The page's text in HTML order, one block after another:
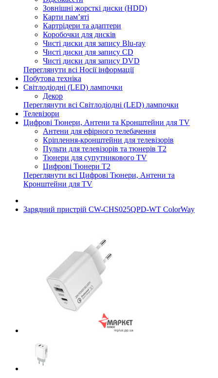
Зовнішні жорсткі диски (HDD)
Карти пам’яті
Картрідери та адаптери
Коробочки для дисків
Чисті диски для запису Blu-ray
Чисті диски для запису CD
Чисті диски для запису DVD
Переглянути всі Носії інформації
Побутова техніка
Світлодіодні (LED) лампочки
Декор
Переглянути всі Світлодіодні (LED) лампочки
Телевізори
Цифрові Тюнери, Антени та Кронштейни для TV
Антени для ефірного телебачення
Кріплення-кронштейни для телевізорів
Пульти для телевізорів та тюнерів T2
Тюнери для супутникового TV
Цифрові Тюнери T2
Переглянути всі Цифрові Тюнери, Антени та
Кронштейни для TV
Зарядний пристрій CW-CHS025QPD-WT ColorWay